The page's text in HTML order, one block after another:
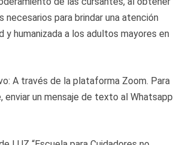
necesarios para brindar una atención
y humanizada a los adultos mayores en
A través de la plataforma Zoom. Para
enviar un mensaje de texto al Whatsapp